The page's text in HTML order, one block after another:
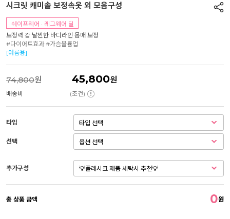
시크릿 캐미솔 보정속옷 외 모음구성
쉐이프웨어 · 레그웨어 딜
보정력 갑 날씬한 바디라인 몸매 보정
#다이어트효과 #가슴볼륨업
[여름용]
74,800원 45,800원
배송비 (조건)
타입
선택
추가구성
총 상품 금액 0원